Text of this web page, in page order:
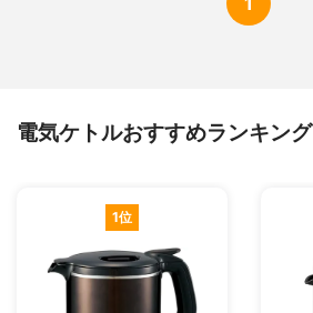
電気ケトルおすすめランキング
1位